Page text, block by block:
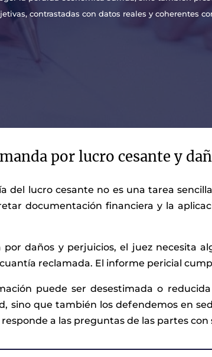
contrastadas con datos reales y coherentes
por lucro cesante y
del lucro cesante no es una tarea
documentación financiera y la
daños y perjuicios, el juez necesita
reclamada. El informe pericial
puede ser desestimada o
sino que también los defendemos en
a las preguntas de las partes con